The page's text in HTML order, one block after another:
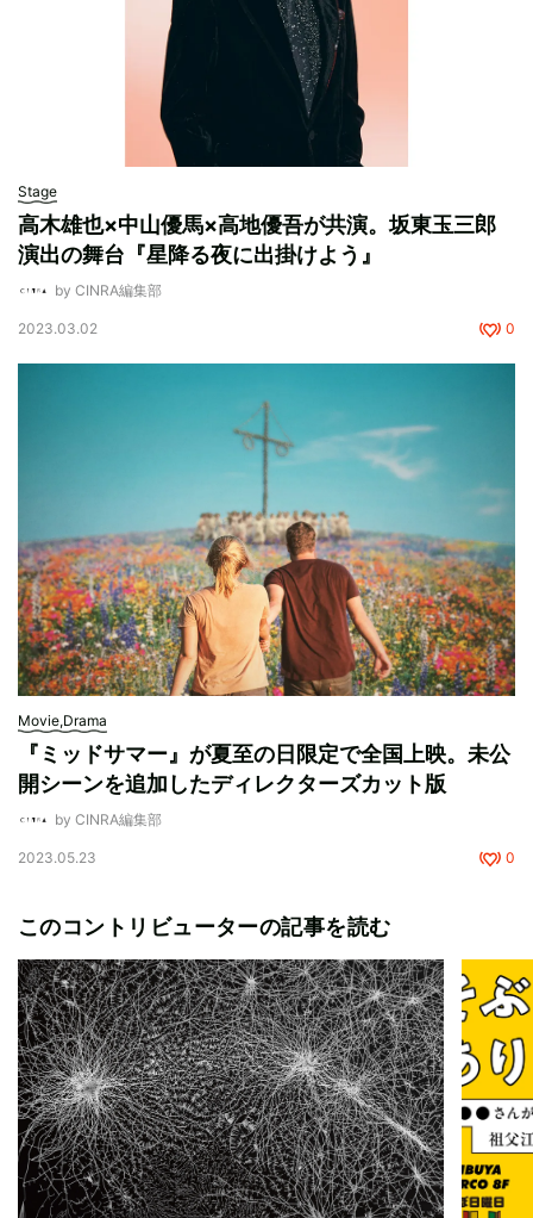
Stage
高木雄也×中山優馬×高地優吾が共演。坂東玉三郎
演出の舞台『星降る夜に出掛けよう』
by CINRA編集部
2023.03.02 0
Movie,Drama
『ミッドサマー』が夏至の日限定で全国上映。未公
開シーンを追加したディレクターズカット版
by CINRA編集部
2023.05.23 0
このコントリビューターの記事を読む